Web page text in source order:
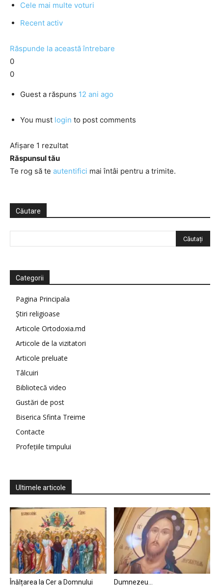
Cele mai multe voturi
Recent activ
Răspunde la această întrebare
0
0
Guest a răspuns 12 ani ago
You must login to post comments
Afișare 1 rezultat
Răspunsul tău
Te rog să te autentifici mai întâi pentru a trimite.
Căutare
Categorii
Pagina Principala
Știri religioase
Articole Ortodoxia.md
Articole de la vizitatori
Articole preluate
Tâlcuiri
Bibliotecă video
Gustări de post
Biserica Sfinta Treime
Contacte
Profețiile timpului
Ultimele articole
Înălțarea la Cer a Domnului
Dumnezeu…